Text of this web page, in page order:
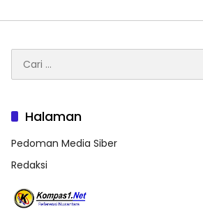
untuk:
Halaman
Pedoman Media Siber
Redaksi